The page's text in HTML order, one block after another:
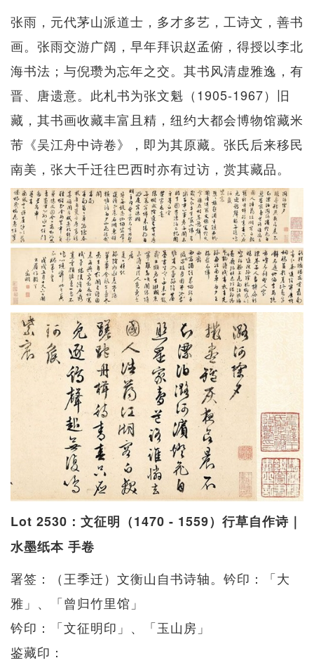
张雨，元代茅山派道士，多才多艺，工诗文，善书
画。张雨交游广阔，早年拜识赵孟俯，得授以李北
海书法；与倪瓒为忘年之交。其书风清虚雅逸，有
晋、唐遗意。此札书为张文魁（1905-1967）旧
藏，其书画收藏丰富且精，纽约大都会博物馆藏米
芾《吴江舟中诗卷》，即为其原藏。张氏后来移民
南美，张大千迁往巴西时亦有过访，赏其藏品。
Lot 2530：文征明（1470 - 1559）行草自作诗｜
水墨纸本 手卷
署签：（王季迁）文衡山自书诗轴。钤印：「大
雅」、「曾归竹里馆」
钤印：「文征明印」、「玉山房」
鉴藏印：